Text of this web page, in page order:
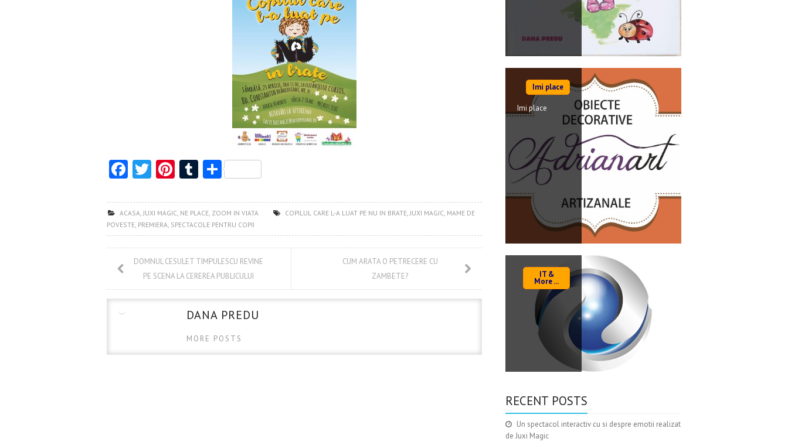
Fa
b
o
o
k
T
itt
er
Pi
er
es
t
T
m
bl
r
S
re
ACASA JUXI MAGIC NE PLACE, ZOOM IN VIATA COPILUL CARE L-A LUAT PE NU IN BRATE, JUXI MAGIC MAME DE
POVESTE PREMIERA SPECTACOLE PENTRU COPII
DOMNUL CESULET TIMPULESCU REVINE
PE SCENA LA CEREREA PUBLICULUI
CUM ARATA O PETRECERE CU
ZAMBETE?
DANA PREDU
MORE POSTS
Imi place
Imi place
IT &
More ...
RECENT POSTS
Un spectacol interactiv cu si despre emotii realizat
de Juxi Magic